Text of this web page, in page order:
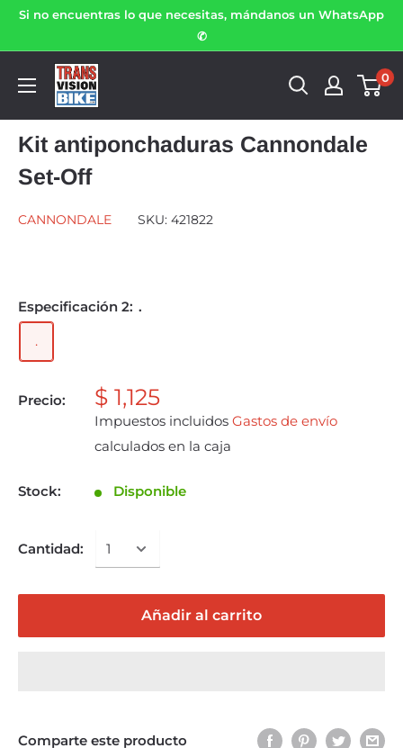
Si no encuentras lo que necesitas, mándanos un WhatsApp
✆
0
Kit antiponchaduras Cannondale
Set-Off
CANNONDALE SKU: 421822
Especificación 2: .
.
Precio: $ 1,125
Impuestos incluidos Gastos de envío
calculados en la caja
Stock: Disponible
Cantidad:
Añadir al carrito
Comparte este producto